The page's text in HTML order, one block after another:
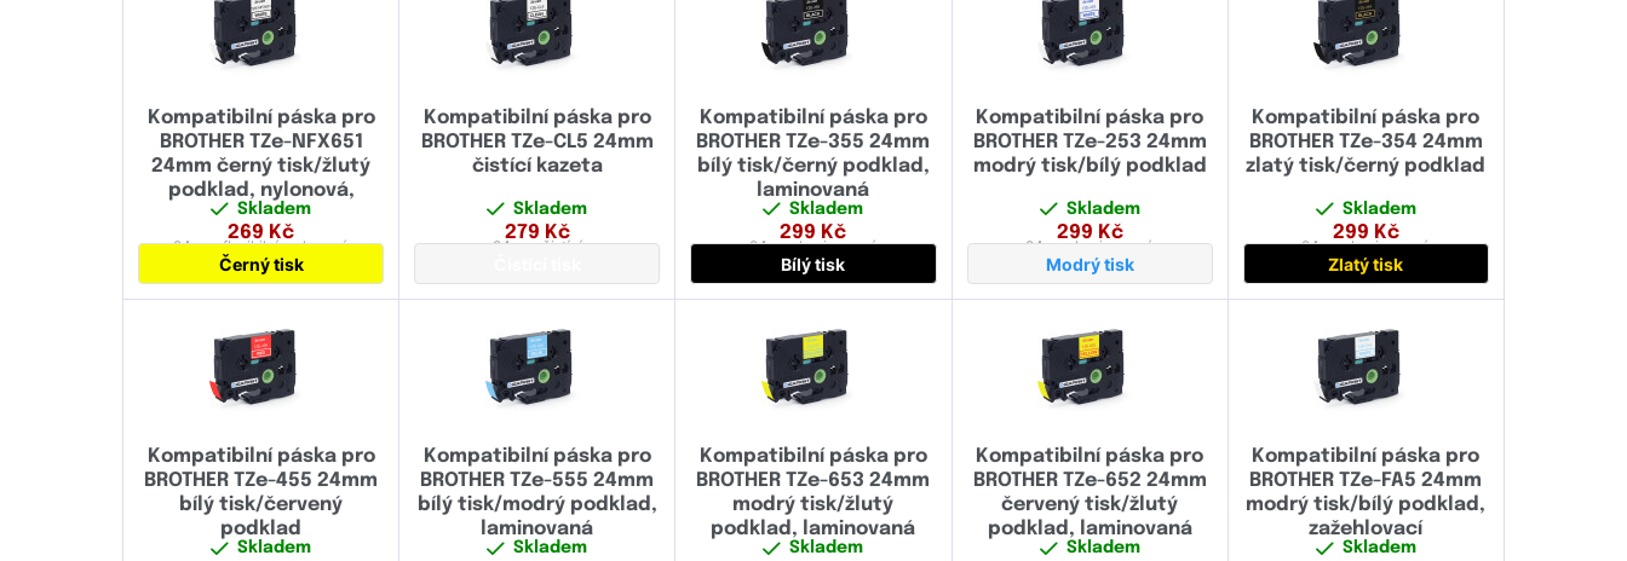
Kompatibilní páska pro
BROTHER TZe-NFX651
24mm černý tisk/žlutý
podklad, nylonová,
flexibilní
Skladem
269 Kč
24 mmflexibilní,nylonová
Černý tisk
Kompatibilní páska pro
BROTHER TZe-CL5 24mm
čistící kazeta
Skladem
279 Kč
24 mmčistící
Kompatibilní páska pro
BROTHER TZe-355 24mm
bílý tisk/černý podklad,
laminovaná
Skladem
299 Kč
24 mmlaminovaná
Bílý tisk
Kompatibilní páska pro
BROTHER TZe-253 24mm
modrý tisk/bílý podklad
Skladem
299 Kč
24 mmlaminovaná
Modrý tisk
Kompatibilní páska pro
BROTHER TZe-354 24mm
zlatý tisk/černý podklad
Skladem
299 Kč
24 mmlaminovaná
Zlatý tisk
Kompatibilní páska pro
BROTHER TZe-455 24mm
bílý tisk/červený
podklad
Skladem
Kompatibilní páska pro
BROTHER TZe-555 24mm
bílý tisk/modrý podklad,
laminovaná
Skladem
Kompatibilní páska pro
BROTHER TZe-653 24mm
modrý tisk/žlutý
podklad, laminovaná
Skladem
Kompatibilní páska pro
BROTHER TZe-652 24mm
červený tisk/žlutý
podklad, laminovaná
Skladem
Kompatibilní páska pro
BROTHER TZe-FA5 24mm
modrý tisk/bílý podklad,
zažehlovací
Skladem